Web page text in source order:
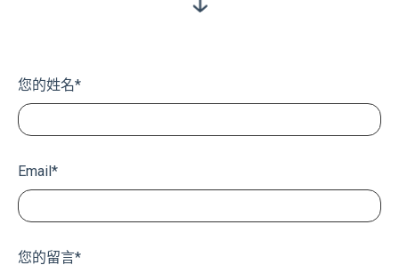
您的姓名*
Email*
您的留言*